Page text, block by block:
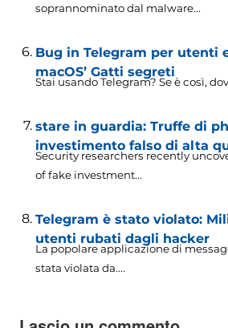
soprannominato dal malware...
Bug in Telegram per utenti
macOS’ Gatti segreti
Stai usando Telegram? Se è così,
stare in guardia: Truffe di
investimento falso di alta
Security researchers recently
of fake investment...
Telegram è stato violato:
utenti rubati dagli hacker
La popolare applicazione di
stata violata da....